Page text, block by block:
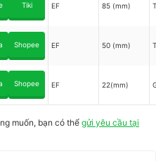
Tiki EF 85 (mm)
Shopee EF 50 (mm)
Shopee EF 22(mm)
muốn, bạn có thể gửi yêu cầu tại